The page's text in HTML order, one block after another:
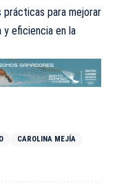
prácticas para mejorar
y eficiencia en la
CAROLINA MEJÍA